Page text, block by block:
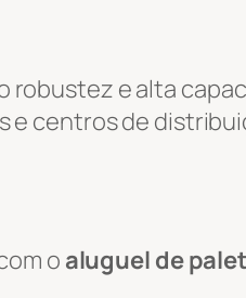
e alta
e centros de
oaluguel de